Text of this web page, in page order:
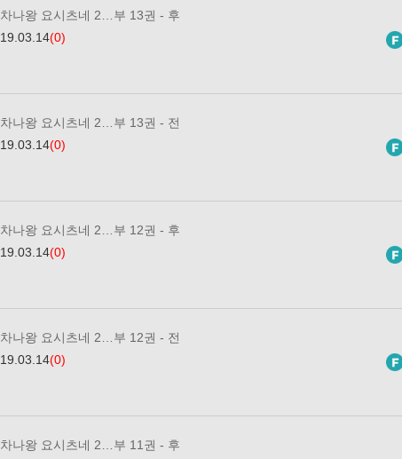
차나왕 요시츠네 2…부 13권 - 후
19.03.14(0)
차나왕 요시츠네 2…부 13권 - 전
19.03.14(0)
차나왕 요시츠네 2…부 12권 - 후
19.03.14(0)
차나왕 요시츠네 2…부 12권 - 전
19.03.14(0)
차나왕 요시츠네 2…부 11권 - 후